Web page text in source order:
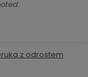
.
z odrostem